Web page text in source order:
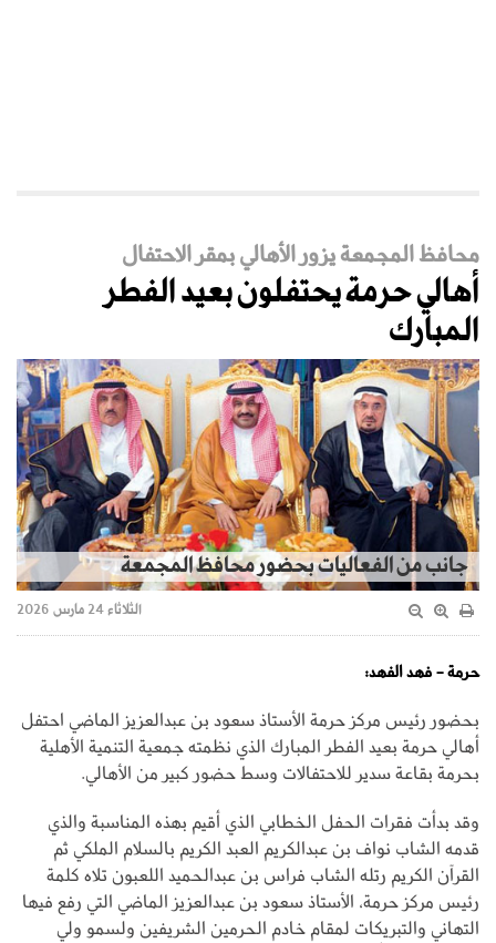
محافظ المجمعة يزور الأهالي بمقر الاحتفال
أهالي حرمة يحتفلون بعيد الفطر
المبارك
جانب من الفعاليات بحضور محافظ المجمعة
الثلاثاء 24 مارس 2026
حرمة - فهد الفهد:
بحضور رئيس مركز حرمة الأستاذ سعود بن عبدالعزيز الماضي احتفل
أهالي حرمة بعيد الفطر المبارك الذي نظمته جمعية التنمية الأهلية
بحرمة بقاعة سدير للاحتفالات وسط حضور كبير من الأهالي.
وقد بدأت فقرات الحفل الخطابي الذي أقيم بهذه المناسبة والذي
قدمه الشاب نواف بن عبدالكريم العبد الكريم بالسلام الملكي ثم
القرآن الكريم رتله الشاب فراس بن عبدالحميد اللعبون تلاه كلمة
رئيس مركز حرمة، الأستاذ سعود بن عبدالعزيز الماضي التي رفع فيها
التهاني والتبريكات لمقام خادم الحرمين الشريفين ولسمو ولي